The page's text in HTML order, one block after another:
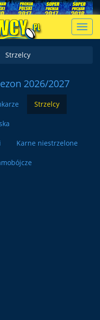
Strzelcy
2026/2027
Strzelcy
Karne niestrzelone